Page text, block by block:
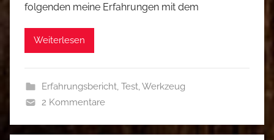
folgenden meine Erfahrungen mit dem
Weiterlesen
Erfahrungsbericht, Test,Werkzeug
2 Kommentare